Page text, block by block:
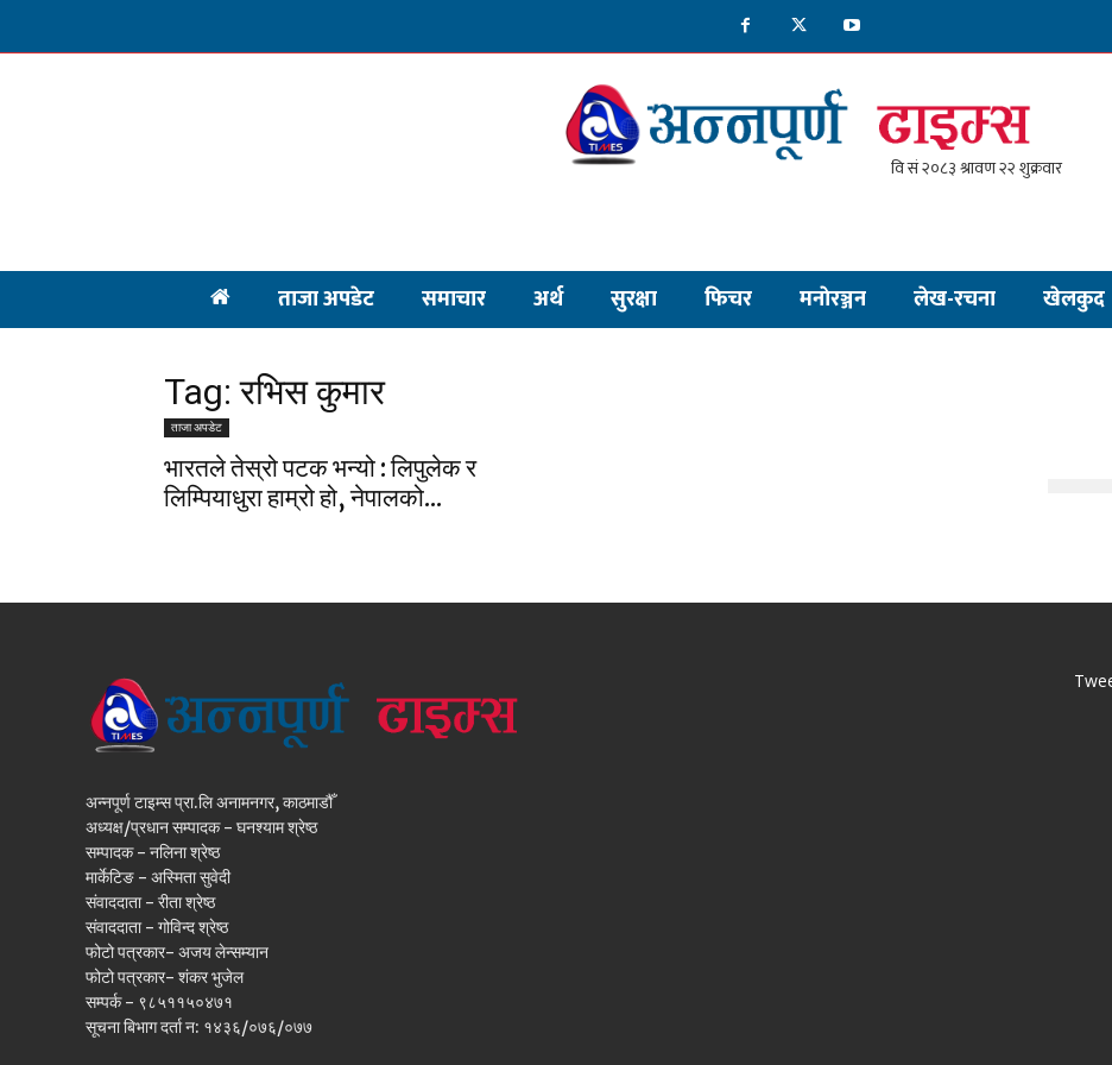
ताजा अपडेट समाचार अर्थ सुरक्षा फिचर मनाेरञ्जन लेख-रचना खेलकुद
Tag: रभिस कुमार
ताजा अपडेट
भारतले तेस्रो पटक भन्यो : लिपुलेक र
लिम्पियाधुरा हाम्रो हो, नेपालको...
अन्नपूर्ण टाइम्स प्रा.लि अनामनगर, काठमाडौँ
अध्यक्ष/प्रधान सम्पादक - घनश्याम श्रेष्ठ
सम्पादक - नलिना श्रेष्ठ
मार्केटिङ - अस्मिता सुवेदी
संवाददाता - रीता श्रेष्ठ
संवाददाता - गोविन्द श्रेष्ठ
फोटो पत्रकार- अजय लेन्सम्यान
फोटो पत्रकार- शंकर भुजेल
सम्पर्क - ९८५११५०४७१
सूचना बिभाग दर्ता न: १४३६/०७६/०७७